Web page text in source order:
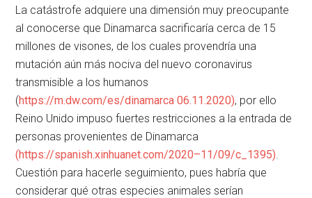
La catástrofe adquiere una dimensión muy preocupante
al conocerse que Dinamarca sacrificaría cerca de 15
millones de visones, de los cuales provendría una
mutación aún más nociva del nuevo coronavirus
transmisible a los humanos
(https://m.dw.com/es/dinamarca 06.11.2020), por ello
Reino Unido impuso fuertes restricciones a la entrada de
personas provenientes de Dinamarca
(https://spanish.xinhuanet.com/2020–11/09/c_1395).
Cuestión para hacerle seguimiento, pues habría que
considerar qué otras especies animales serían